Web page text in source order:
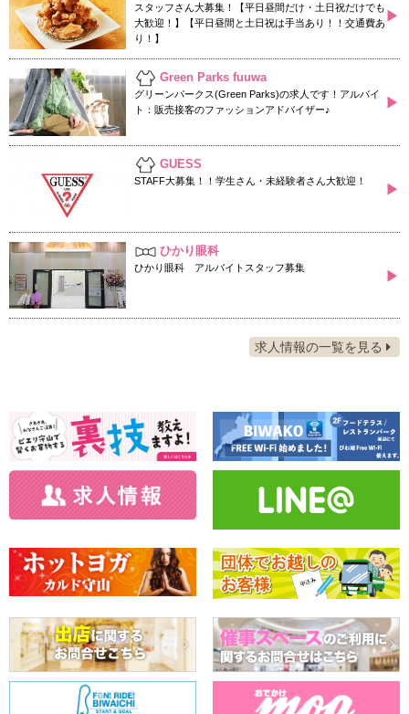
スタッフさん大募集！【平日昼間だけ・土日祝だけでも
大歓迎！】【平日昼間と土日祝は手当あり！！交通費あ
り！】
▶
Green Parks fuuwa
グリーンパークス(Green Parks)の求人です！アルバイ
ト：販売接客のファッションアドバイザー♪
▶
GUESS
STAFF大募集！！学生さん・未経験者さん大歓迎！
▶
ひかり眼科
ひかり眼科 アルバイトスタッフ募集
▶
求人情報の一覧を見る